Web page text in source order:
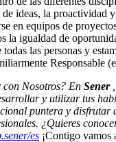
ideas, la proactividad
en equipos de
la igualdad de
las personas y
Responsable
Nosotros? En Sener
y utilizar tus
puntera y disfrutar
¿Quieres
es ¡Contigo vamos